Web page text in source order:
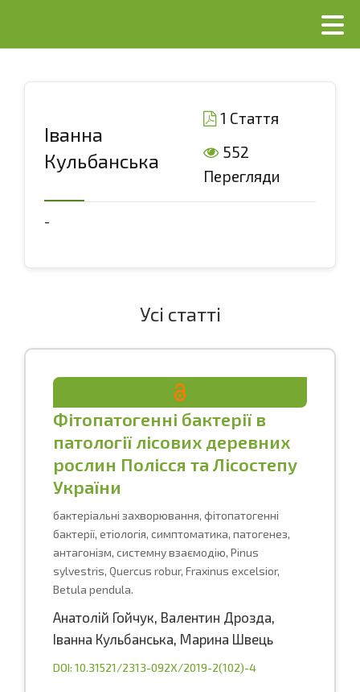
Іванна
Кульбанська
1 Стаття
552
Перегляди
-
Усі статті
Фітопатогенні бактерії в
патології лісових деревних
рослин Полісся та Лісостепу
України
бактеріальні захворювання, фітопатогенні
бактерії, етіологія, симптоматика, патогенез,
антагонізм, системну взаємодію, Pinus
sylvestris, Quercus robur, Fraxinus excelsior,
Betula pendula.
Анатолій Гойчук, Валентин Дрозда,
Іванна Кульбанська, Марина Швець
DOI: 10.31521/2313-092X/2019-2(102)-4